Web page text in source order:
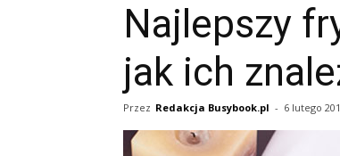
Najlepszy
jak ich
Przez Redakcja Busybook.pl - 6 lutego